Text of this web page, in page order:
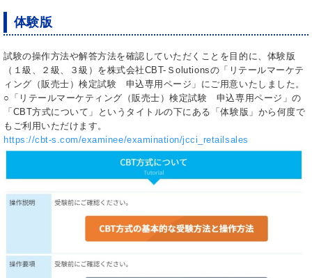
体験版
試験の操作方法や解答方法を確認していただくことを目的に、体験版
（１級、２級、３級）を株式会社CBT-Ｓolutionsの「リテールマーケテ
ィング（販売士）検定試験 申込専用ページ」にご用意いたしました。
○「リテールマーケティング（販売士）検定試験 申込専用ページ」の
「CBT方式について」というタイトルの下にある「体験版」から何度で
もご利用いただけます。
https://cbt-s.com/examinee/examination/jcci_retailsales